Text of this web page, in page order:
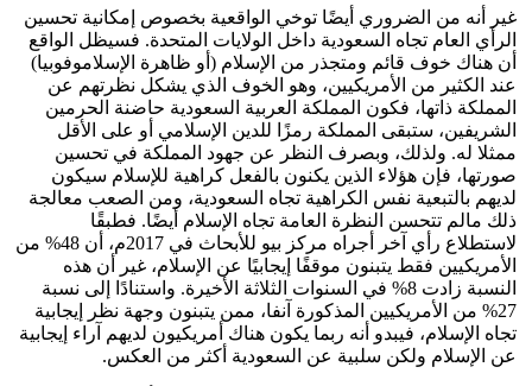
غير أنه من الضروري أيضًا توخي الواقعية بخصوص إمكانية تحسين
الرأي العام تجاه السعودية داخل الولايات المتحدة. فسيظل الواقع
أن هناك خوف قائم ومتجذر من الإسلام (أو ظاهرة الإسلاموفوبيا)
عند الكثير من الأمريكيين، وهو الخوف الذي يشكل نظرتهم عن
المملكة ذاتها، فكون المملكة العربية السعودية حاضنة الحرمين
الشريفين، ستبقى المملكة رمزًا للدين الإسلامي أو على الأقل
ممثلا له. ولذلك، وبصرف النظر عن جهود المملكة في تحسين
صورتها، فإن هؤلاء الذين يكنون بالفعل كراهية للإسلام سيكون
لديهم بالتبعية نفس الكراهية تجاه السعودية، ومن الصعب معالجة
ذلك مالم تتحسن النظرة العامة تجاه الإسلام أيضًا. فطبقًا
لاستطلاع رأي آخر أجراه مركز بيو للأبحاث في 2017م، أن 48% من
الأمريكيين فقط يتبنون موقفًا إيجابيًا عن الإسلام، غير أن هذه
النسبة زادت 8% في السنوات الثلاثة الأخيرة. واستنادًا إلى نسبة
27% من الأمريكيين المذكورة آنفا، ممن يتبنون وجهة نظر إيجابية
تجاه الإسلام، فيبدو أنه ربما يكون هناك أمريكيون لديهم آراء إيجابية
عن الإسلام ولكن سلبية عن السعودية أكثر من العكس.